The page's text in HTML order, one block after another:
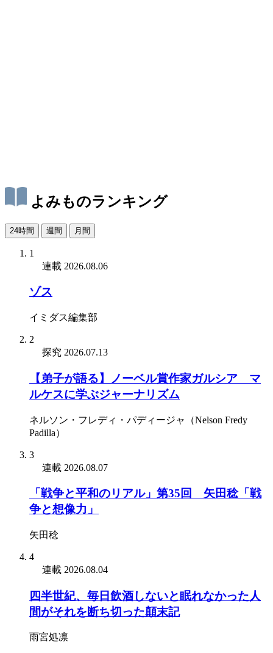
よみものランキング
24時間 週間 月間
1
連載 2026.08.06
ゾス
イミダス編集部
2
探究 2026.07.13
【弟子が語る】ノーベル賞作家ガルシア゠マ
ルケスに学ぶジャーナリズム
ネルソン・フレディ・パディージャ（Nelson Fredy
Padilla）
3
連載 2026.08.07
「戦争と平和のリアル」第35回 矢田稔「戦
争と想像力」
矢田稔
4
連載 2026.08.04
四半世紀、毎日飲酒しないと眠れなかった人
間がそれを断ち切った顛末記
雨宮処凛